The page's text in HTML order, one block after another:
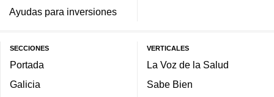
Ayudas para inversiones
SECCIONES
Portada
Galicia
VERTICALES
La Voz de la Salud
Sabe Bien